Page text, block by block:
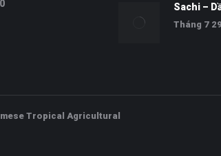
Sachi –
Tháng 7
Tropical Agricultural